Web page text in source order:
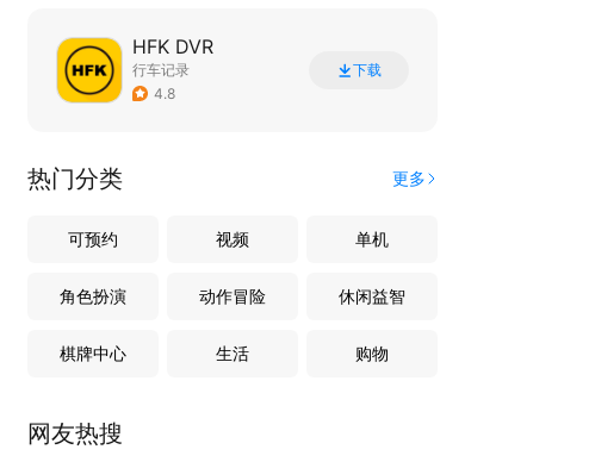
HFK DVR
行车记录
4.8
下载
热门分类 更多
可预约 视频 单机
角色扮演 动作冒险 休闲益智
棋牌中心 生活 购物
网友热搜